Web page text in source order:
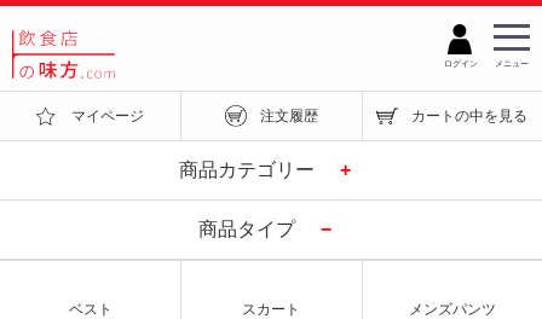
マイページ 注文履歴 カートの中を見る
ログイン メニュー
商品カテゴリー +
商品タイプ −
ベスト スカート メンズパンツ